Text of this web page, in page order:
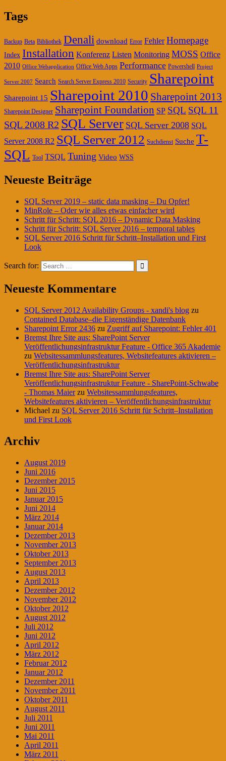
Tags
Backup Beta Bibliothek Denali download Error Fehler Homepage
Index Installation Konferenz Listen Monitoring MOSS Office
2010 Office Webapplication Office Web Apps Performance Powershell Project
Server 2007 Search Search Server Express 2010 Security Sharepoint
Sharepoint 15 Sharepoint 2010 Sharepoint 2013
Sharepoint Designer Sharepoint Foundation SP SQL SQL 11
SQL 2008 R2 SQL Server SQL Server 2008 SQL
Server 2008 R2 SQL Server 2012 Suchdienst Suche T-
SQL Tool TSQL Tuning Video WSS
Neueste Beiträge
SQL Server 2019 – static data masking – Du Opfer!
MinRole – Oder wie alles etwas einfacher wird
Schritt für Schritt: SQL 2016 – Dynamic Data Masking
Schritt für Schritt: SQL Server 2016 – temporal tables
SQL Server 2016 Schritt für Schritt–Installation und First
Look
Search for:
Neueste Kommentare
SQL Server 2012 Availability Groups - xandi's blog zu
Contained Database–die Eigenständige Datenbank
Sharepoint Error 2436 zu Zugriff auf Sharepoint: Fehler 401
Bremst Ihre Site aus: SharePoint Server
Veröffentlichungsinfrastruktur Feature - Office 365 Akademie
zu Websitessammlungsfeatures, Websitefeatures aktivieren –
Veröffentlichungsinfrastruktur
Bremst Ihre Site aus: SharePoint Server
Veröffentlichungsinfrastruktur Feature - SharePoint-Schwabe
- Thomas Maierzu Websitessammlungsfeatures,
Websitefeatures aktivieren – Veröffentlichungsinfrastruktur
Michael zu SQL Server 2016 Schritt für Schritt–Installation
und First Look
Archiv
August 2019
Juni 2016
Dezember 2015
Juni 2015
Januar 2015
Juni 2014
März 2014
Januar 2014
Dezember 2013
November 2013
Oktober 2013
September 2013
August 2013
April 2013
Dezember 2012
November 2012
Oktober 2012
August 2012
Juli 2012
Juni 2012
April 2012
März 2012
Februar 2012
Januar 2012
Dezember 2011
November 2011
Oktober 2011
August 2011
Juli 2011
Juni 2011
Mai 2011
April 2011
März 2011